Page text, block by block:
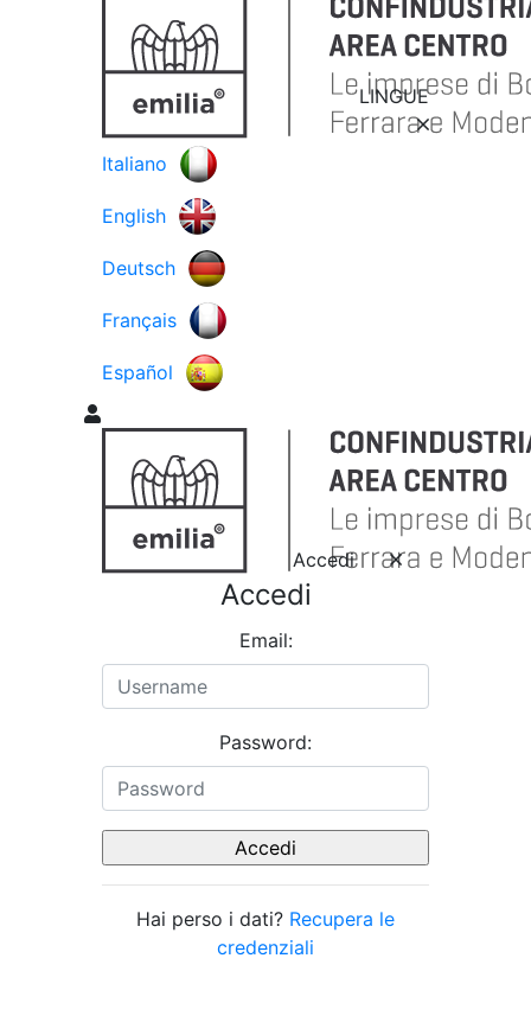
LINGUE
Italiano
English
Deutsch
Français
Español
Accedi
Accedi
Email:
Password:
Hai perso i dati? Recupera le
credenziali